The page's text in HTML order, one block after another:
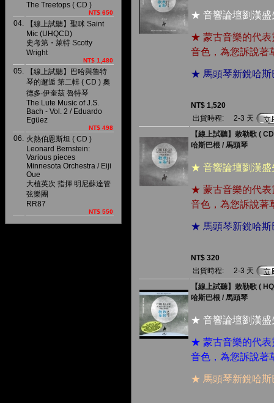
The Treetops ( CD )
NT$ 650
04.
【線上試聽】聖咪 Saint
Mic (UHQCD)
史考第・萊特 Scotty
Wright
NT$ 1,480
05.
【線上試聽】巴哈與魯特
琴的邂逅 第二輯 ( CD ) 奧
德多‧伊奎茲 魯特琴
The Lute Music of J.S.
Bach - Vol. 2 / Eduardo
Egüez
NT$ 498
06. 火熱伯恩斯坦 ( CD )
Leonard Bernstein:
Various pieces
Minnesota Orchestra / Eiji
Oue
大植英次 指揮 明尼蘇達管
弦樂團
RR87
NT$ 550
★ 音響論壇劉漢盛
★ 蒙古音樂的代表
音色，為您訴說著
★ 馬頭琴新銳哈斯
NT$ 1,520
出貨時程:
2-3 天
【線上試聽】敕勒歌 (
哈斯巴根 / 馬頭琴
★ 音響論壇劉漢盛
★ 蒙古音樂的代表
音色，為您訴說著
★ 馬頭琴新銳哈斯
NT$ 320
出貨時程:
2-3 天
【線上試聽】敕勒歌 (
哈斯巴根 / 馬頭琴
★ 音響論壇劉漢盛
★ 蒙古音樂的代表
音色，為您訴說著
★ 馬頭琴新銳哈斯